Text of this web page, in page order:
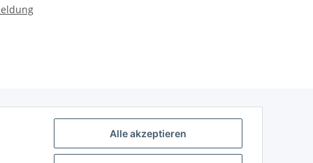
Alle akzeptieren